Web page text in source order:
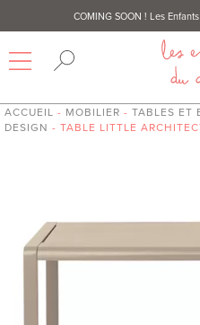
COMING SOON ! Les
ACCUEIL - MOBILIER - TABLES ET
DESIGN - TABLE LITTLE